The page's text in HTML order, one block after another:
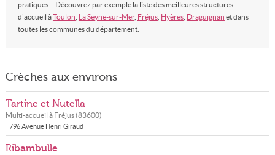
pratiques... Découvrez par exemple la liste des meilleures structures
d'accueil àToulon La Seyne-sur-Mer, Fréjus, Hyères, Draguignan et dans
toutes les communes du département.
Crèches aux environs
Tartine et Nutella
Multi-accueil à Fréjus(83600)
796 Avenue Henri Giraud
Ribambulle